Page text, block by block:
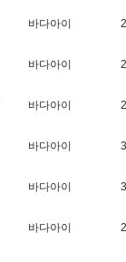
바다아이
바다아이
바다아이
바다아이
바다아이
바다아이